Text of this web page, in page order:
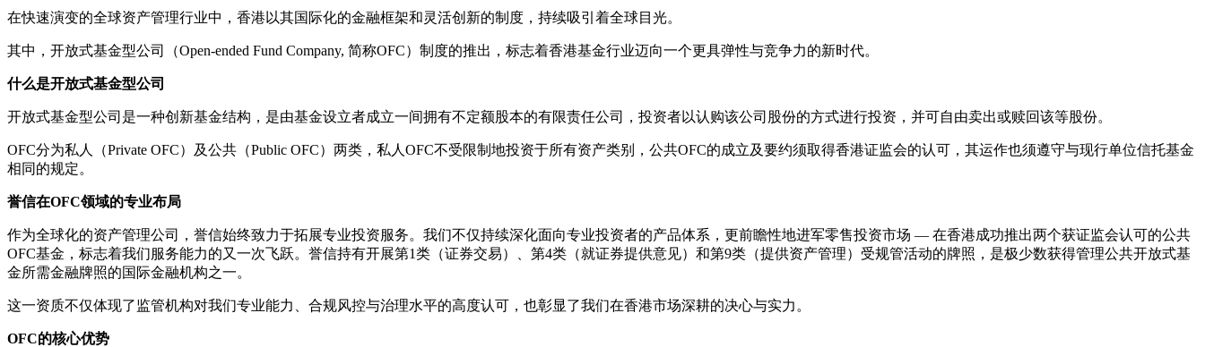
在快速演变的全球资产管理行业中，香港以其国际化的金融框架和灵活创新的制度，持续吸引着全球目光。
其中，开放式基金型公司（Open-ended Fund Company, 简称OFC）制度的推出，标志着香港基金行业迈向一个更具弹性与竞争力的新时代。
什么是开放式基金型公司
开放式基金型公司是一种创新基金结构，是由基金设立者成立一间拥有不定额股本的有限责任公司，投资者以认购该公司股份的方式进行投资，并可自由卖出或赎回该等股份。
OFC分为私人（Private OFC）及公共（Public OFC）两类，私人OFC不受限制地投资于所有资产类别，公共OFC的成立及要约须取得香港证监会的认可，其运作也须遵守与现行单位信托基金
相同的规定。
誉信在OFC领域的专业布局
作为全球化的资产管理公司，誉信始终致力于拓展专业投资服务。我们不仅持续深化面向专业投资者的产品体系，更前瞻性地进军零售投资市场 — 在香港成功推出两个获证监会认可的公共
OFC基金，标志着我们服务能力的又一次飞跃。誉信持有开展第1类（证券交易）、第4类（就证券提供意见）和第9类（提供资产管理）受规管活动的牌照，是极少数获得管理公共开放式基
金所需金融牌照的国际金融机构之一。
这一资质不仅体现了监管机构对我们专业能力、合规风控与治理水平的高度认可，也彰显了我们在香港市场深耕的决心与实力。
OFC的核心优势